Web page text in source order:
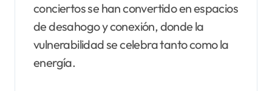
conciertos se han convertido en espacios
de desahogo y conexión, donde la
vulnerabilidad se celebra tanto como la
energía.